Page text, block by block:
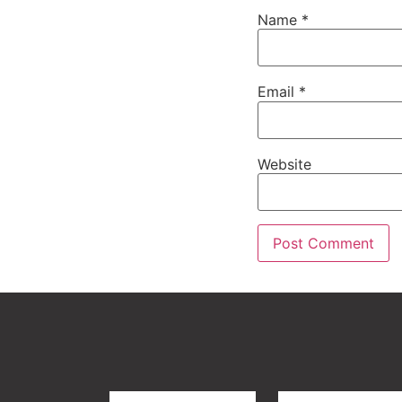
Name *
Email *
Website